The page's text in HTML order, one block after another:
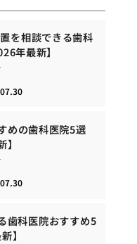
を相談できる歯科
年最新】
めの歯科医院5選
】
歯科医院おすすめ5
】